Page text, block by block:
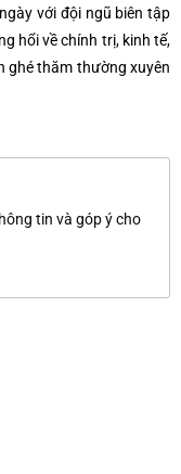
với đội ngũ biên tập
hổi về chính trị, kinh tế,
ghé thăm thường xuyên
tin và góp ý cho